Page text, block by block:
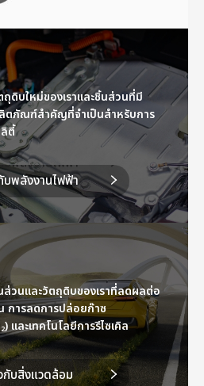
ถุดิบใหม่ของเราและชิ้นส่วนที่มี
ตภัณฑ์สำคัญที่จำเป็นสำหรับการ
ตี้
บพลังงานไฟฟ้า
บพลังงานไฟฟ้า
ส่วนและวัตถุดิบของเราที่ลดผลต่อ
การลดการปล่อยก๊าซ
2) และเทคโนโลยีการรีไซเคิล
กับสิ่งแวดล้อม
กับสิ่งแวดล้อม